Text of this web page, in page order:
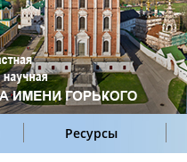
Ресурсы